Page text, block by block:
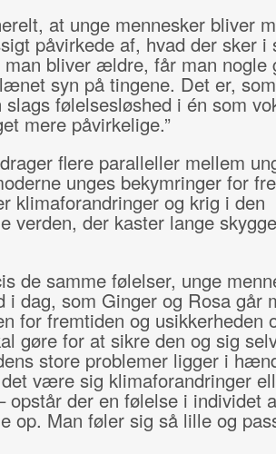
at unge mennesker bliver
påvirkede af, hvad der sker i
man bliver ældre, får man nogle
syn på tingene. Det er,
følelsesløshed i én som
mere påvirkelige.”
flere paralleller mellem
unges bekymringer for
klimaforandringer og krig i den
verden, der kaster lange
de samme følelser, unge
i dag, som Ginger og Rosa går
for fremtiden og usikkerheden
gøre for at sikre den og sig
store problemer ligger i
være sig klimaforandringer
opstår der en følelse i individet
op. Man føler sig så lille og